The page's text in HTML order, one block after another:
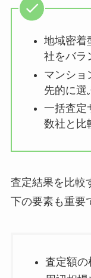
地域密着
社をバラ
マンショ
先的に選
一括査定
数社と比
査定結果を比較
下の要素も重要
査定額の